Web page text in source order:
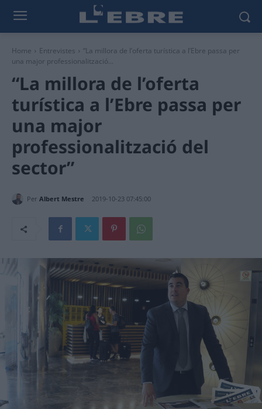
Home Entrevistes
“La millora de l’oferta turística a l’Ebre passa per
una major professionalització...
“La millora de l’oferta
turística a l’Ebre passa per
una major
professionalització del
sector”
Per Albert Mestre 2019-10-23 07:45:00